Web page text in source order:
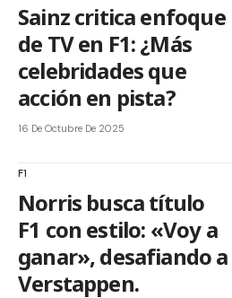
Sainz critica enfoque
de TV en F1: ¿Más
celebridades que
acción en pista?
16 De Octubre De 2025
F1
Norris busca título
F1 con estilo: «Voy a
ganar», desafiando a
Verstappen.